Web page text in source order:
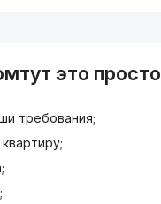
это просто
требования;